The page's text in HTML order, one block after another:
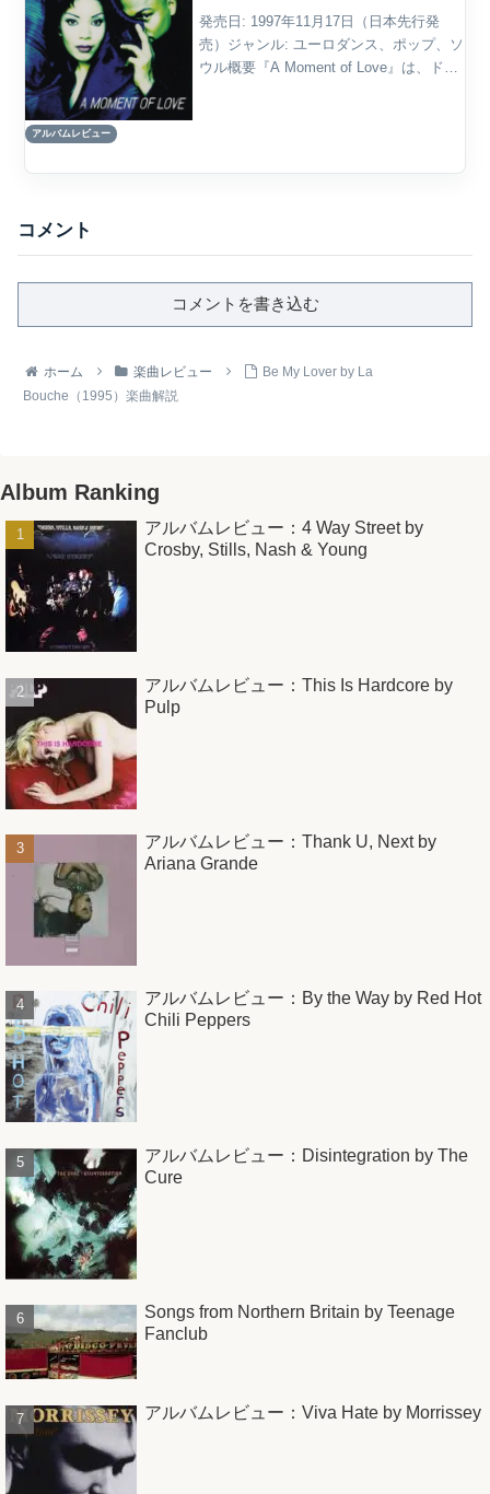
アルバムレビュー
発売日: 1997年11月17日（日本先行発
売）ジャンル: ユーロダンス、ポップ、ソ
ウル概要『A Moment of Love』は、ドイ
コメント
コメントを書き込む
ホーム 楽曲レビュー
Be My Lover by La
Bouche（1995）楽曲解説
Album Ranking
アルバムレビュー：4 Way Street by
Crosby, Stills, Nash & Young
アルバムレビュー：This Is Hardcore by
Pulp
アルバムレビュー：Thank U, Next by
Ariana Grande
アルバムレビュー：By the Way by Red Hot
Chili Peppers
アルバムレビュー：Disintegration by The
Cure
Songs from Northern Britain by Teenage
Fanclub
アルバムレビュー：Viva Hate by Morrissey